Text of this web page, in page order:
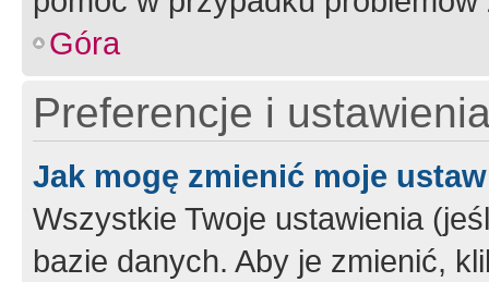
Góra
Preferencje i
Jak mogę zmienić moje
Wszystkie Twoje ustawienia
bazie danych. Aby je zmienić,